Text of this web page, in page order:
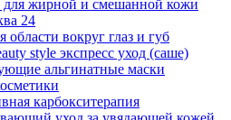
для жирной и смешанной кожи
24
области вокруг глаз и губ
style экспресс уход (саше)
альгинатные маски
карбокситерапия